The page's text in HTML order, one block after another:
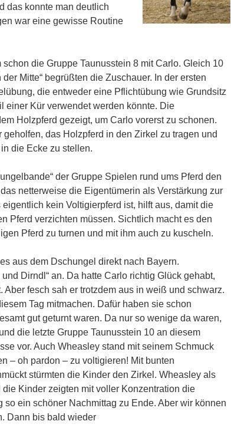
das konnte man deutlich
war eine gewisse Routine
die Gruppe Taunusstein 8 mit Carlo. Gleich 10
Mitte“ begrüßten die Zuschauer. In der ersten
die entweder eine Pflichtübung wie Grundsitz
einer Kür verwendet werden könnte. Die
Holzpferd gezeigt, um Carlo vorerst zu schonen.
das Holzpferd in den Zirkel zu tragen und
die Ecke zu stellen.
der Gruppe Spielen rund ums Pferd den
netterweise die Eigentümerin als Verstärkung zur
kein Voltigierpferd ist, hilft aus, damit die
Pferd verzichten müssen. Sichtlich macht es den
Pferd zu turnen und mit ihm auch zu kuscheln.
aus dem Dschungel direkt nach Bayern.
Dirndl“ an. Da hatte Carlo richtig Glück gehabt,
Aber fesch sah er trotzdem aus in weiß und schwarz.
Tag mitmachen. Dafür haben sie schon
gut geturnt waren. Da nur so wenige da waren,
die letzte Gruppe Taunusstein 10 an diesem
vor. Auch Wheasley stand mit seinem Schmuck
– oh pardon – zu voltigieren! Mit bunten
stürmten die Kinder den Zirkel. Wheasley als
die Kinder zeigten mit voller Konzentration die
ein schöner Nachmittag zu Ende. Aber wir können
Dann bis bald wieder